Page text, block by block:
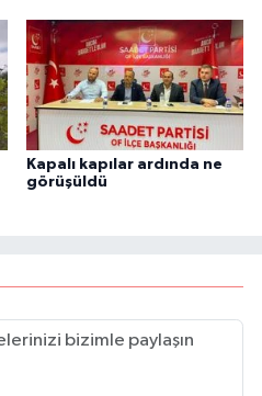
Kapalı kapılar ardında ne
görüşüldü